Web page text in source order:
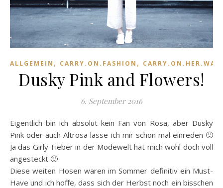
ALLGEMEIN , CARRY.ON.FASHION ,
Dusky Pink and Flowers!
6. September 2016
Eigentlich bin ich absolut kein Fan von Rosa, aber Dusky
Pink oder auch Altrosa lasse ich mir schon mal einreden 🙂
Ja das Girly-Fieber in der Modewelt hat mich wohl doch voll
angesteckt 🙂
Diese weiten Hosen waren im Sommer definitiv ein Must-
Have und ich hoffe, dass sich der Herbst noch ein bisschen